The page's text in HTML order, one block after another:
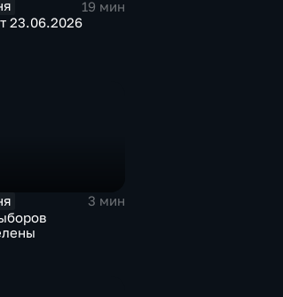
19 мин
23.06.2026
3 мин